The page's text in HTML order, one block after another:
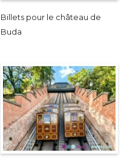
Billets pour le château de
Buda